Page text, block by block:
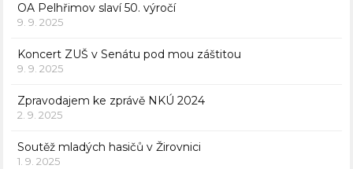
OA Pelhřimov slaví 50. výročí
9. 9. 2025
Koncert ZUŠ v Senátu pod mou záštitou
9. 9. 2025
Zpravodajem ke zprávě NKÚ 2024
2. 9. 2025
Soutěž mladých hasičů v Žirovnici
1. 9. 2025